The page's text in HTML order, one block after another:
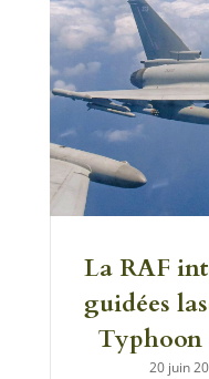
La RAF
guidées
Typhoon
20 juin